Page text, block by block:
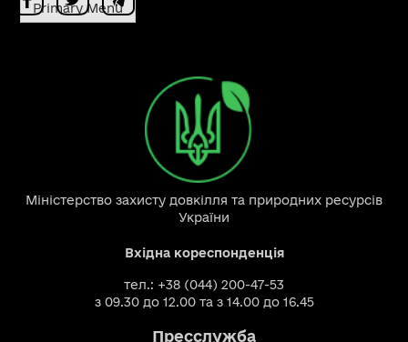
Primary Menu
Міністерство захисту довкілля та природних ресурсів
України
Вхідна кореспонденція
тел.: +38 (044) 200-47-53
з 09.30 до 12.00 та з 14.00 до 16.45
Пресслужба